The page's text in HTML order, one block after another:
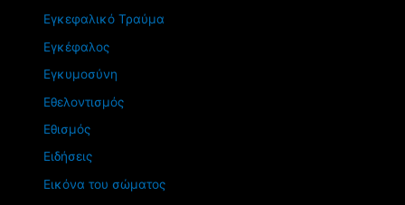
Εγκεφαλικό Τραύμα
Εγκέφαλος
Εγκυμοσύνη
Εθελοντισμός
Εθισμός
Ειδήσεις
Εικόνα του σώματος